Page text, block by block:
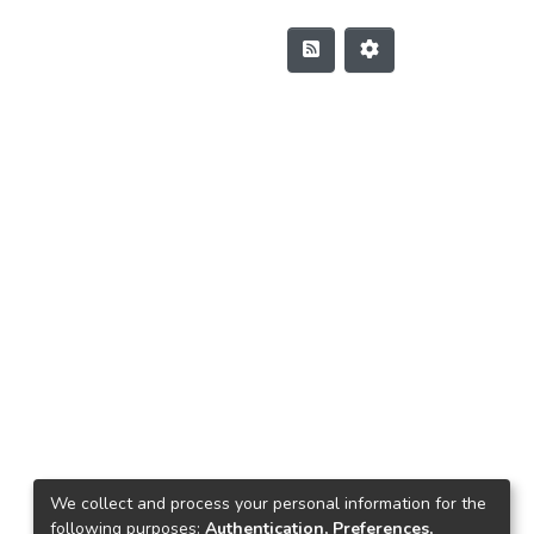
We collect and process your personal information for the
following purposes: Authentication, Preferences,